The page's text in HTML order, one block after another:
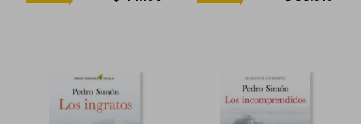
dcto. $ 44.100
10%
dcto.